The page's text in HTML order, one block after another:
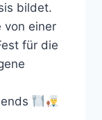
bildet.
von einer
für die